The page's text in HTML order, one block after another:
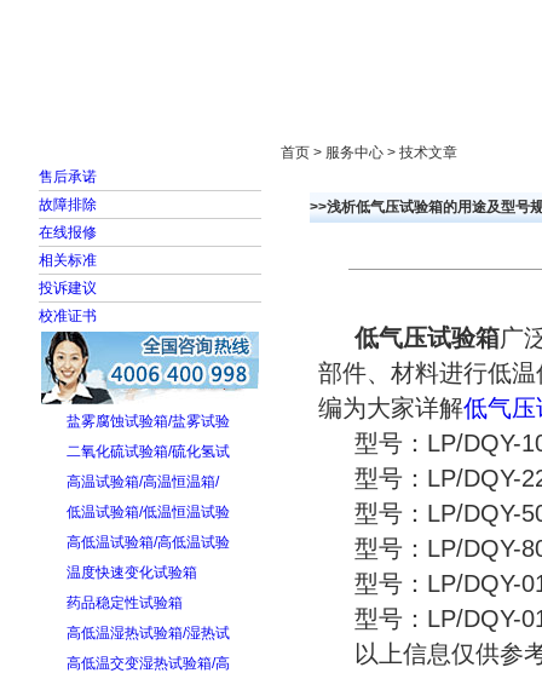
售后承诺
故障排除
在线报修
相关标准
投诉建议
校准证书
盐雾腐蚀试验箱/盐雾试验
二氧化硫试验箱/硫化氢试
高温试验箱/高温恒温箱/
低温试验箱/低温恒温试验
高低温试验箱/高低温试验
温度快速变化试验箱
药品稳定性试验箱
高低温湿热试验箱/湿热试
高低温交变湿热试验箱/高
首页 > 服务中心 > 技术文章
>>浅析低气压试验箱的用途及型号
低气压试验箱广
部件、材料进行低
编为大家详解低气压
型号：LP/DQY-
型号：LP/DQY-
型号：LP/DQY-
型号：LP/DQY-
型号：LP/DQY-
型号：LP/DQY-
以上信息仅供参